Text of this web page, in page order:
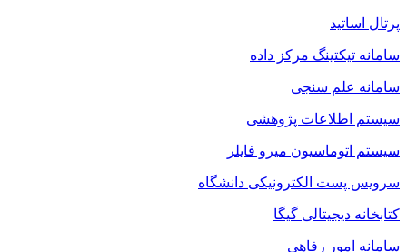
پرتال اساتید
سامانه تیکتینگ مرکز داده
سامانه علم سنجی
سیستم اطلاعات پژوهشی
سیستم اتوماسیون میرو فایلر
سرویس پست الکترونیکی دانشگاه
کتابخانه دیجیتالی گیگا
سامانه امور رفاهی